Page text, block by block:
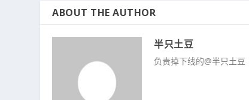
ABOUT THE AUTHOR
半只土豆
负责掉下线的@半只土豆